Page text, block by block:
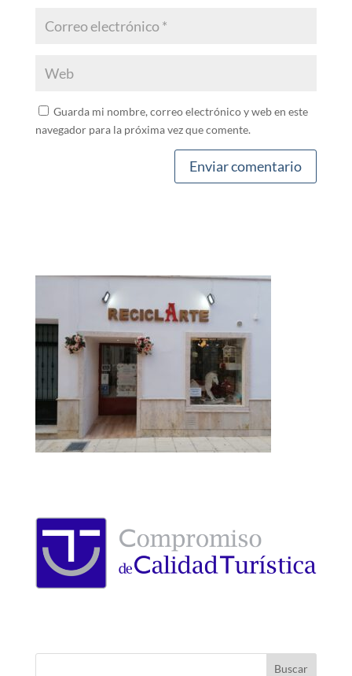
Guarda mi nombre, correo electrónico y web en este
navegador para la próxima vez que comente.